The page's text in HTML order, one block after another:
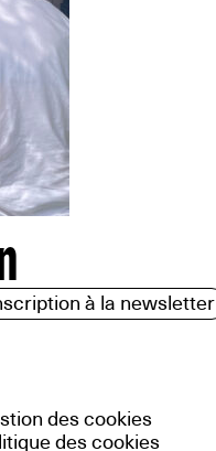
à la newsletter
des cookies
des cookies